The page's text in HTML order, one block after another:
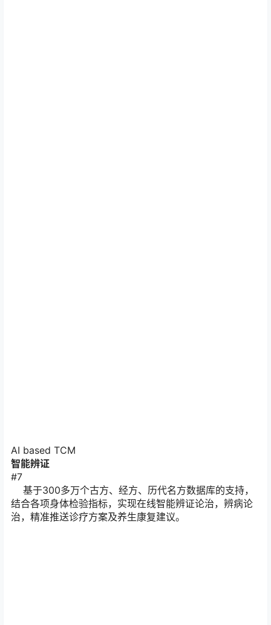
AI based TCM
智能辨证
#7
基于300多万个古方、经方、历代名方数据库的支持，
结合各项身体检验指标，实现在线智能辨证论治，辨病论
治，精准推送诊疗方案及养生康复建议。